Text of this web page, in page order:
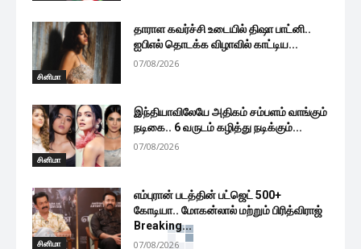
சினிமா
தாராள கவர்ச்சி உடையில் திஷா பாட்னி..
ஐபிஎல் தொடக்க விழாவில் காட்டிய...
07/08/2026
சினிமா
இந்தியாவிலேயே அதிகம் சம்பளம் வாங்கும்
நடிகை.. 6 வருடம் கழித்து நடிக்கும்...
07/08/2026
சினிமா
எம்புரான் படத்தின் பட்ஜெட் 500+
கோடியா.. மோகன்லால் மற்றும் பிரித்விராஜ்
Breaking...
07/08/2026